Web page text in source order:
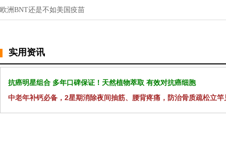
欧洲BNT还是不如美国疫苗
实用资讯
抗癌明星组合 多年口碑保证！天然植物萃取 有效对抗癌细胞
中老年补钙必备，2星期消除夜间抽筋、腰背疼痛，防治骨质疏松立竿